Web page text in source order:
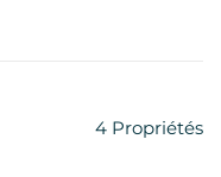
4 Propriétés